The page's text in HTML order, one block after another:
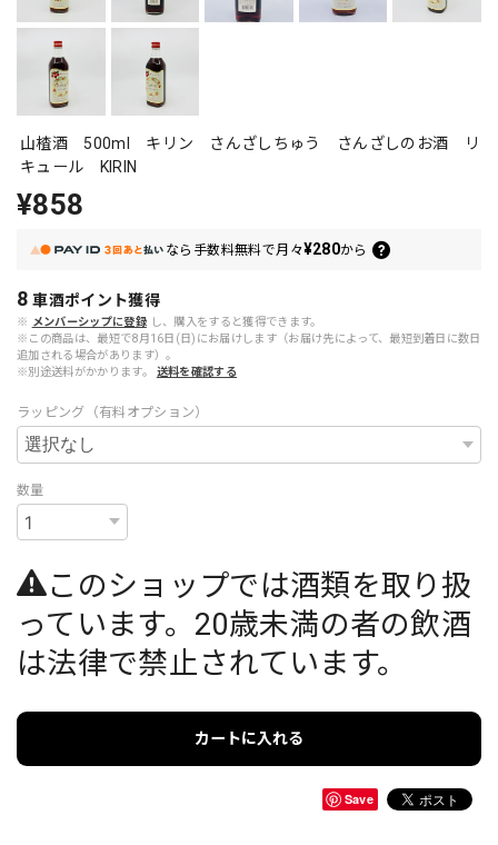
山楂酒 500ml キリン さんざしちゅう さんざしのお酒 リ
キュール KIRIN
¥858
なら 手数料無料で月々¥280から
8 車酒ポイント獲得
※ メンバーシップに登録 し、購入をすると獲得できます。
※この商品は、最短で8月16日(日)にお届けします（お届け先によって、最短到着日に数日
追加される場合があります）。
※別途送料がかかります。
送料を確認する
ラッピング（有料オプション）
数量
このショップでは酒類を取り扱
っています。20歳未満の者の飲酒
は法律で禁止されています。
カートに入れる
Save